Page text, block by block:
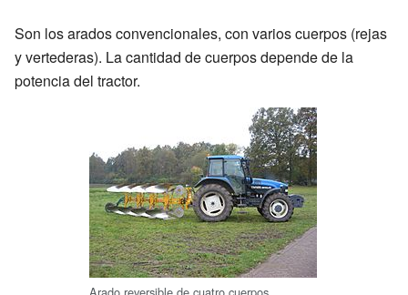
Son los arados convencionales, con varios cuerpos (rejas
y vertederas). La cantidad de cuerpos depende de la
potencia del tractor.